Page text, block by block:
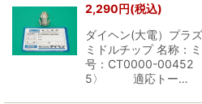
2,290円(税込)
ダイヘン(大電）プラ
ミドルチップ 名称：
号：CT0000-00452
5〉 適応トー…